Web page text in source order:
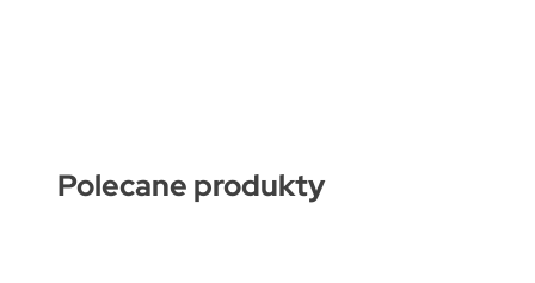
Polecane produkty